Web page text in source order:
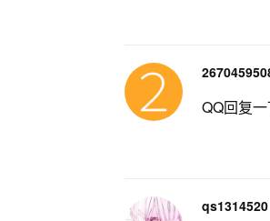
QQ回复
qs1314520